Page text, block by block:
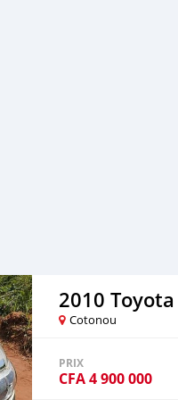
2010
Cotonou
PRIX
CFA4 900 000